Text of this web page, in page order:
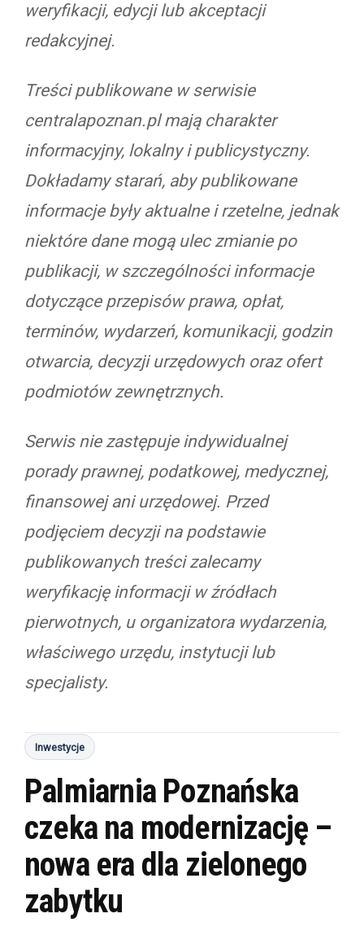
weryfikacji, edycji lub akceptacji
redakcyjnej.
Treści publikowane w serwisie
centralapoznan.pl mają charakter
informacyjny, lokalny i publicystyczny.
Dokładamy starań, aby publikowane
informacje były aktualne i rzetelne, jednak
niektóre dane mogą ulec zmianie po
publikacji, w szczególności informacje
dotyczące przepisów prawa, opłat,
terminów, wydarzeń, komunikacji, godzin
otwarcia, decyzji urzędowych oraz ofert
podmiotów zewnętrznych.
Serwis nie zastępuje indywidualnej
porady prawnej, podatkowej, medycznej,
finansowej ani urzędowej. Przed
podjęciem decyzji na podstawie
publikowanych treści zalecamy
weryfikację informacji w źródłach
pierwotnych, u organizatora wydarzenia,
właściwego urzędu, instytucji lub
specjalisty.
Inwestycje
Palmiarnia Poznańska
czeka na modernizację –
nowa era dla zielonego
zabytku